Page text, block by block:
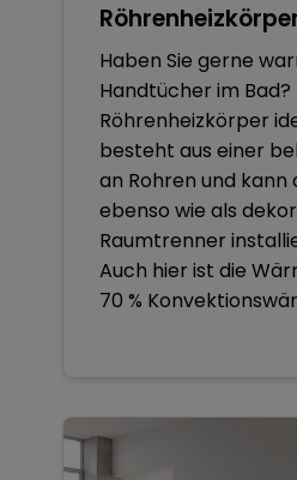
Haben Sie gerne
Handtücher im
Röhrenheizkörper
besteht aus einer
an Rohren und kann
ebenso wie als
Raumtrenner
Auch hier ist die
70 %